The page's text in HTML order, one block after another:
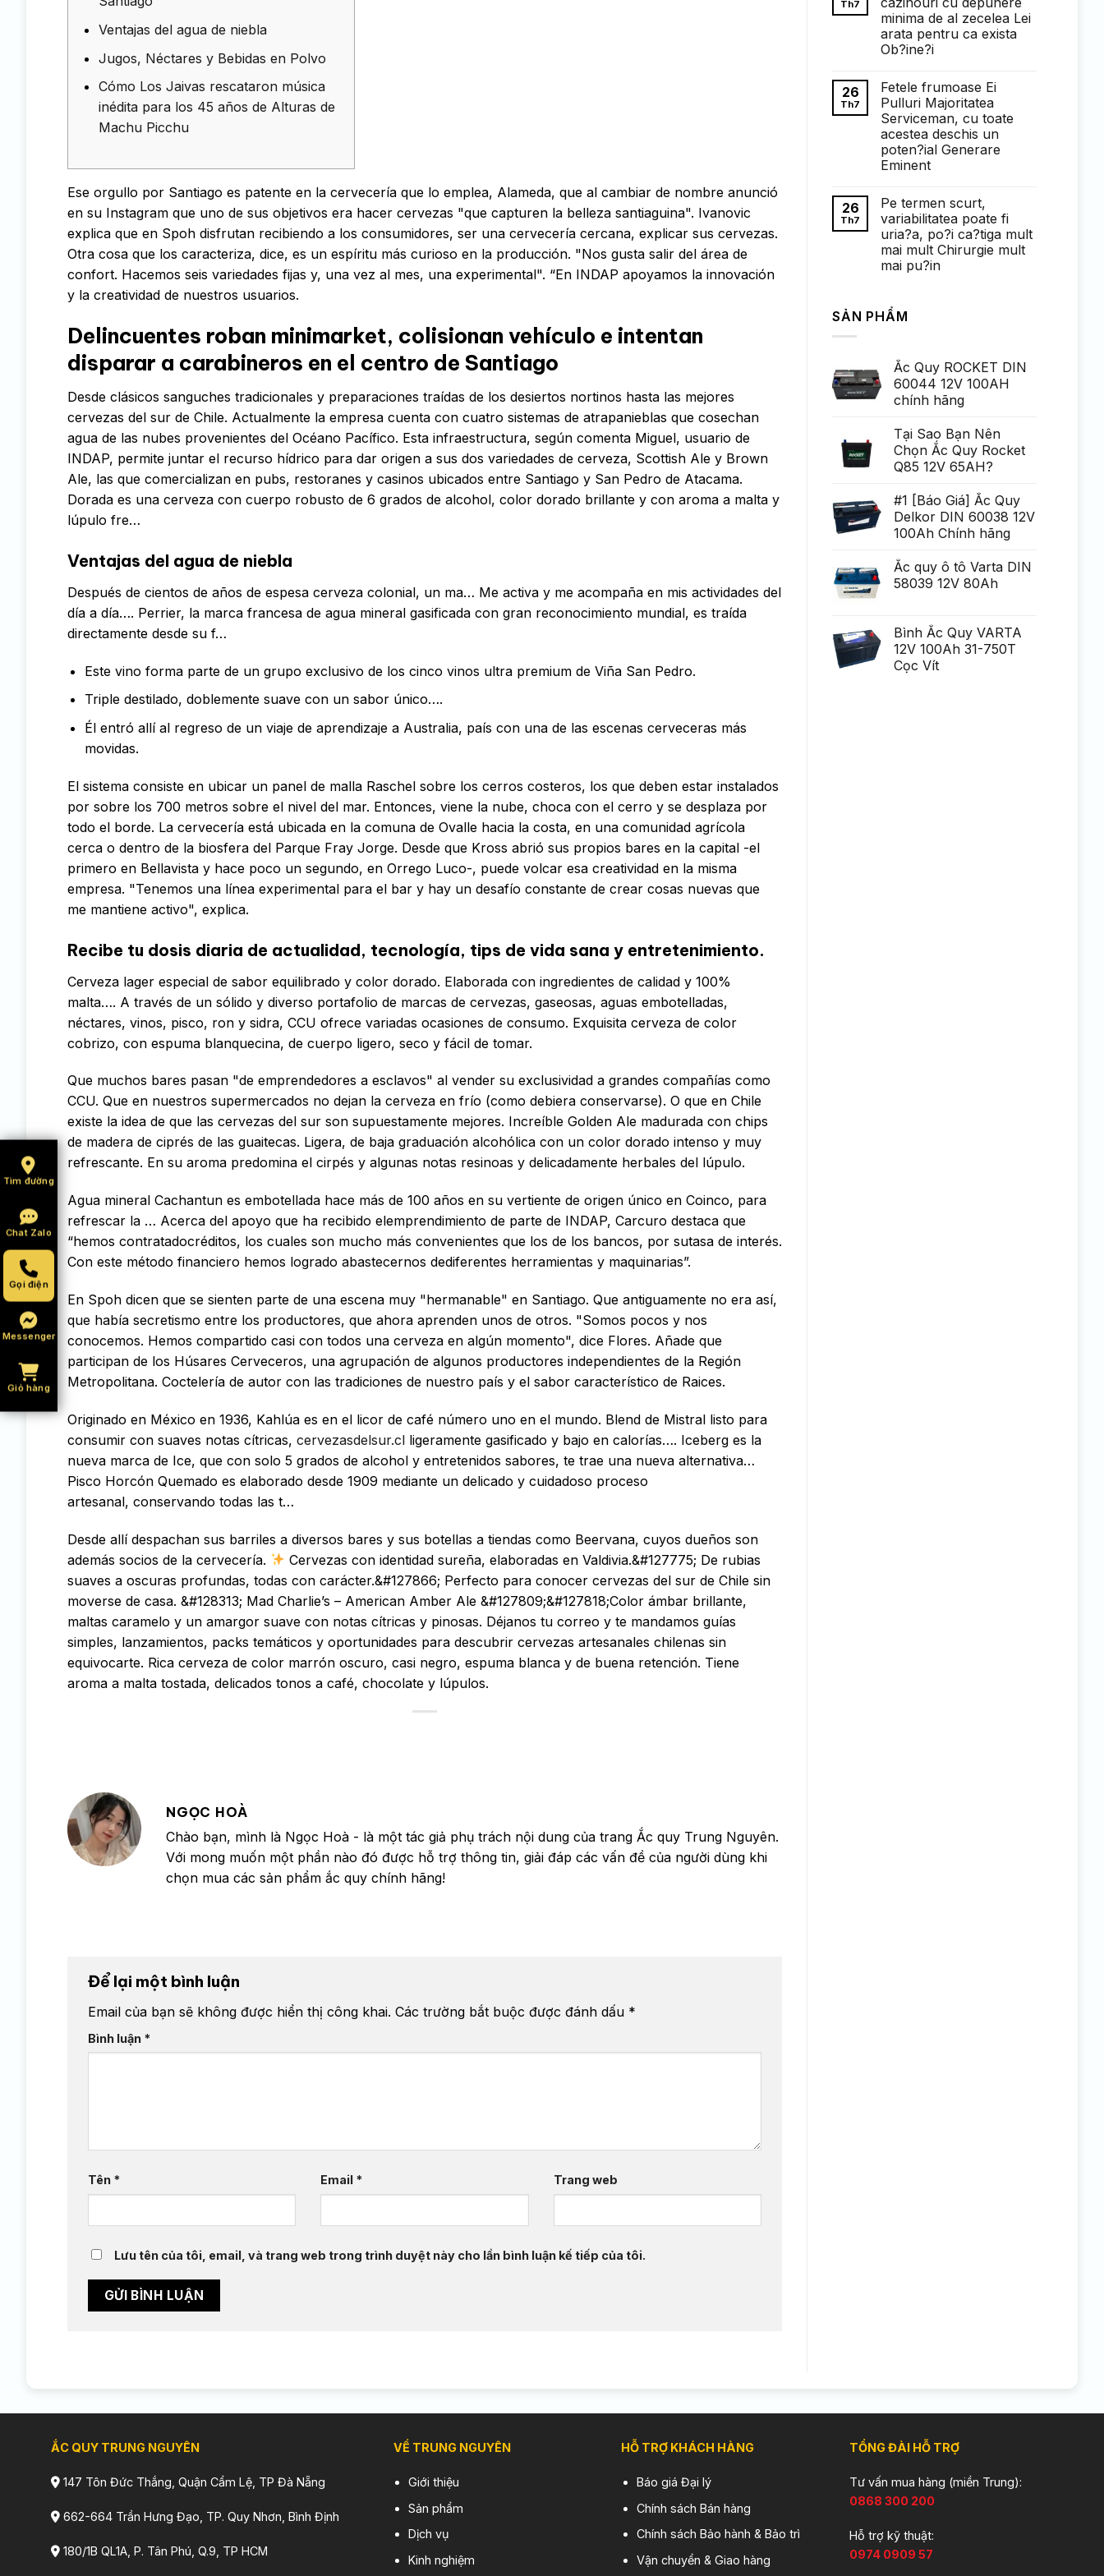
Ventajas del agua de niebla
Jugos, Néctares y Bebidas en Polvo
Cómo Los Jaivas rescataron música
inédita para los 45 años de Alturas de
Machu Picchu
Ese orgullo por Santiago es patente en la cervecería que lo emplea, Alameda, que al cambiar de nombre anunció
en su Instagram que uno de sus objetivos era hacer cervezas "que capturen la belleza santiaguina". Ivanovic
explica que en Spoh disfrutan recibiendo a los consumidores, ser una cervecería cercana, explicar sus cervezas.
Otra cosa que los caracteriza, dice, es un espíritu más curioso en la producción. "Nos gusta salir del área de
confort. Hacemos seis variedades fijas y, una vez al mes, una experimental". “En INDAP apoyamos la innovación
y la creatividad de nuestros usuarios.
Delincuentes roban minimarket, colisionan vehículo e intentan
disparar a carabineros en el centro de Santiago
Desde clásicos sanguches tradicionales y preparaciones traídas de los desiertos nortinos hasta las mejores
cervezas del sur de Chile. Actualmente la empresa cuenta con cuatro sistemas de atrapanieblas que cosechan
agua de las nubes provenientes del Océano Pacífico. Esta infraestructura, según comenta Miguel, usuario de
INDAP, permite juntar el recurso hídrico para dar origen a sus dos variedades de cerveza, Scottish Ale y Brown
Ale, las que comercializan en pubs, restoranes y casinos ubicados entre Santiago y San Pedro de Atacama.
Dorada es una cerveza con cuerpo robusto de 6 grados de alcohol, color dorado brillante y con aroma a malta y
lúpulo fre…
Ventajas del agua de niebla
Después de cientos de años de espesa cerveza colonial, un ma… Me activa y me acompaña en mis actividades del
día a día…. Perrier, la marca francesa de agua mineral gasificada con gran reconocimiento mundial, es traída
directamente desde su f…
Este vino forma parte de un grupo exclusivo de los cinco vinos ultra premium de Viña San Pedro.
Triple destilado, doblemente suave con un sabor único….
Él entró allí al regreso de un viaje de aprendizaje a Australia, país con una de las escenas cerveceras más
movidas.
El sistema consiste en ubicar un panel de malla Raschel sobre los cerros costeros, los que deben estar instalados
por sobre los 700 metros sobre el nivel del mar. Entonces, viene la nube, choca con el cerro y se desplaza por
todo el borde. La cervecería está ubicada en la comuna de Ovalle hacia la costa, en una comunidad agrícola
cerca o dentro de la biosfera del Parque Fray Jorge. Desde que Kross abrió sus propios bares en la capital -el
primero en Bellavista y hace poco un segundo, en Orrego Luco-, puede volcar esa creatividad en la misma
empresa. "Tenemos una línea experimental para el bar y hay un desafío constante de crear cosas nuevas que
me mantiene activo", explica.
Recibe tu dosis diaria de actualidad, tecnología, tips de vida sana y entretenimiento.
Cerveza lager especial de sabor equilibrado y color dorado. Elaborada con ingredientes de calidad y 100%
malta…. A través de un sólido y diverso portafolio de marcas de cervezas, gaseosas, aguas embotelladas,
néctares, vinos, pisco, ron y sidra, CCU ofrece variadas ocasiones de consumo. Exquisita cerveza de color
cobrizo, con espuma blanquecina, de cuerpo ligero, seco y fácil de tomar.
Que muchos bares pasan "de emprendedores a esclavos" al vender su exclusividad a grandes compañías como
CCU. Que en nuestros supermercados no dejan la cerveza en frío (como debiera conservarse). O que en Chile
existe la idea de que las cervezas del sur son supuestamente mejores. Increíble Golden Ale madurada con chips
de madera de ciprés de las guaitecas. Ligera, de baja graduación alcohólica con un color dorado intenso y muy
refrescante. En su aroma predomina el cirpés y algunas notas resinoas y delicadamente herbales del lúpulo.
Agua mineral Cachantun es embotellada hace más de 100 años en su vertiente de origen único en Coinco, para
refrescar la … Acerca del apoyo que ha recibido elemprendimiento de parte de INDAP, Carcuro destaca que
“hemos contratadocréditos, los cuales son mucho más convenientes que los de los bancos, por sutasa de interés.
Con este método financiero hemos logrado abastecernos dediferentes herramientas y maquinarias”.
En Spoh dicen que se sienten parte de una escena muy "hermanable" en Santiago. Que antiguamente no era así,
que había secretismo entre los productores, que ahora aprenden unos de otros. "Somos pocos y nos
conocemos. Hemos compartido casi con todos una cerveza en algún momento", dice Flores. Añade que
participan de los Húsares Cerveceros, una agrupación de algunos productores independientes de la Región
Metropolitana. Coctelería de autor con las tradiciones de nuestro país y el sabor característico de Raices.
Originado en México en 1936, Kahlúa es en el licor de café número uno en el mundo. Blend de Mistral listo para
consumir con suaves notas cítricas, cervezasdelsur.cl ligeramente gasificado y bajo en calorías…. Iceberg es la
nueva marca de Ice, que con solo 5 grados de alcohol y entretenidos sabores, te trae una nueva alternativa…
Pisco Horcón Quemado es elaborado desde 1909 mediante un delicado y cuidadoso proceso
artesanal, conservando todas las t…
Desde allí despachan sus barriles a diversos bares y sus botellas a tiendas como Beervana, cuyos dueños son
además socios de la cervecería.
Cervezas con identidad sureña, elaboradas en Valdivia.&#127775; De rubias
suaves a oscuras profundas, todas con carácter.&#127866; Perfecto para conocer cervezas del sur de Chile sin
moverse de casa. &#128313; Mad Charlie’s – American Amber Ale &#127809;&#127818;Color ámbar brillante,
maltas caramelo y un amargor suave con notas cítricas y pinosas. Déjanos tu correo y te mandamos guías
simples, lanzamientos, packs temáticos y oportunidades para descubrir cervezas artesanales chilenas sin
equivocarte. Rica cerveza de color marrón oscuro, casi negro, espuma blanca y de buena retención. Tiene
aroma a malta tostada, delicados tonos a café, chocolate y lúpulos.
NGỌC HOÀ
Chào bạn, mình là Ngọc Hoà - là một tác giả phụ trách nội dung của trang Ắc quy Trung Nguyên.
Với mong muốn một phần nào đó được hỗ trợ thông tin, giải đáp các vấn đề của người dùng khi
chọn mua các sản phẩm ắc quy chính hãng!
Để lại một bình luận
Email của bạn sẽ không được hiển thị công khai. Các trường bắt buộc được đánh dấu *
Bình luận *
Tên * Email * Trang web
Lưu tên của tôi, email, và trang web trong trình duyệt này cho lần bình luận kế tiếp của tôi.
ở
Понимание
требований
к
ставкам
казино:
полный
обзор
Th7
minima de al zecelea Lei
arata pentru ca exista
Ob?ine?i
bình
luận
ở
Faptul
de
cand
exista
cazinouri
cu
de
al
zecelea
Lei
arata
pentru
ca
26
Th7
Fetele frumoase Ei
Pulluri Majoritatea
Serviceman, cu toate
acestea deschis un
poten?ial Generare
Eminent
bình
luận
ở
Fetele
frumoase
Ei
Pulluri
toate
acestea
Generare
Eminent
26
Th7
Pe termen scurt,
variabilitatea poate fi
uria?a, po?i ca?tiga mult
mai mult Chirurgie mult
mai pu?in
luận
ở
variabilitatea
poate
fi
uria?
tiga
mult
mai
Chirurgie
mult
mai
pu?
SẢN PHẨM
Ắc Quy ROCKET DIN
60044 12V 100AH
chính hãng
Tại Sao Bạn Nên
Chọn Ắc Quy Rocket
Q85 12V 65AH?
#1 [Báo Giá] Ắc Quy
Delkor DIN 60038 12V
100Ah Chính hãng
Ắc quy ô tô Varta DIN
58039 12V 80Ah
Bình Ắc Quy VARTA
12V 100Ah 31-750T
Cọc Vít
ẮC QUY TRUNG NGUYÊN
147 Tôn Đức Thắng, Quận Cẩm Lệ, TP Đà Nẵng
662-664 Trần Hưng Đạo, TP. Quy Nhơn, Bình Định
180/1B QL1A, P. Tân Phú, Q.9, TP HCM
VỀ TRUNG NGUYÊN
Giới thiệu
Sản phẩm
Dịch vụ
Kinh nghiệm
HỖ TRỢ KHÁCH HÀNG
Báo giá Đại lý
Chính sách Bán hàng
Chính sách Bảo hành & Bảo trì
Vận chuyển & Giao hàng
TỔNG ĐÀI HỖ TRỢ
Tư vấn mua hàng (miền Trung):
0868 300 200
Hỗ trợ kỹ thuật:
0974 0909 57
Tìm đường
Chat Zalo
Gọi điện
Messenger
Giỏ hàng